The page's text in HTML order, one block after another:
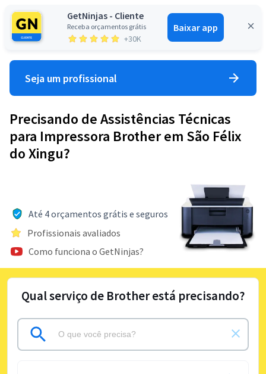
GetNinjas - Cliente
Receba orçamentos grátis
+30K
Baixar app
Entrar
Seja um profissional
Precisando de Assistências Técnicas
para Impressora Brother em São Félix
do Xingu?
Até 4 orçamentos grátis e seguros
Profissionais avaliados
Como funciona o GetNinjas?
Qual serviço de Brother está precisando?